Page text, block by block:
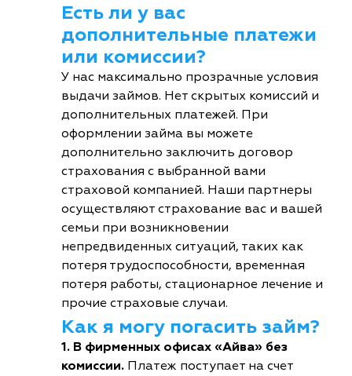
Есть ли у вас
дополнительные платежи
или комиссии?
У нас максимально прозрачные условия
выдачи займов. Нет скрытых комиссий и
дополнительных платежей. При
оформлении займа вы можете
дополнительно заключить договор
страхования с выбранной вами
страховой компанией. Наши партнеры
осуществляют страхование вас и вашей
семьи при возникновении
непредвиденных ситуаций, таких как
потеря трудоспособности, временная
потеря работы, стационарное лечение и
прочие страховые случаи.
Как я могу погасить займ?
1. В фирменных офисах «Айва» без
комиссии. Платеж поступает на счет